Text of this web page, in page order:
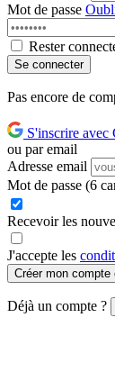
Mot de passe
Rester
Se connecter
Pas encore de
S'inscrire avec
ou par email
Adresse email
Mot de passe (6
Recevoir les
J'accepte les
Créer mon compte
Déjà un compte ?